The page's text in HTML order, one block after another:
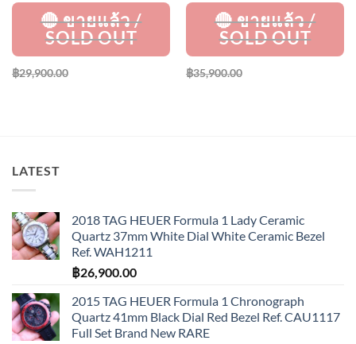
฿29,900.00 ฿35,900.00
LATEST
2018 TAG HEUER Formula 1 Lady Ceramic
Quartz 37mm White Dial White Ceramic Bezel
Ref. WAH1211
฿26,900.00
2015 TAG HEUER Formula 1 Chronograph
Quartz 41mm Black Dial Red Bezel Ref. CAU1117
Full Set Brand New RARE